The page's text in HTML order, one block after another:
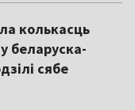
колькасць
беларуска-
сябе